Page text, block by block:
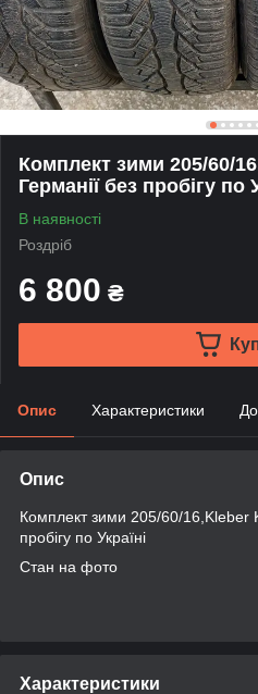
Комплект зими 205/60/
Германії без пробігу по
В наявності
Роздріб
6 800 ₴
Опис Характеристики
Опис
Комплект зими 205/60/16,Kleber
пробігу по Україні
Стан на фото
Характеристики